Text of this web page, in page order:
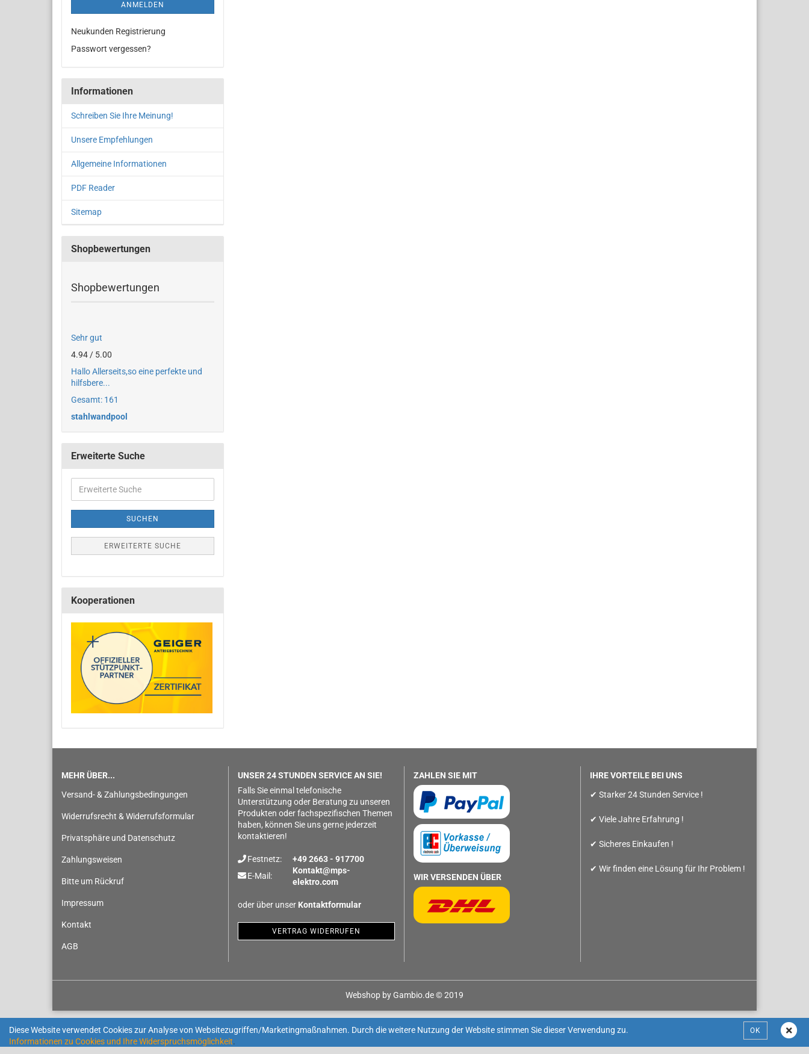
Diese Website verwendet Cookies zur Analyse von Websitezugriffen/Marketingmaßnahmen. Durch die weitere Nutzung der Website stimmen Sie dieser Verwendung zu.
Informationen zu Cookies und Ihre Widerspruchsmöglichkeit.
OK
ANMELDEN
Neukunden Registrierung
Passwort vergessen?
Informationen
Schreiben Sie Ihre Meinung!
Unsere Empfehlungen
Allgemeine Informationen
PDF Reader
Sitemap
Shopbewertungen
Shopbewertungen
Sehr gut
4.94 / 5.00
Hallo Allerseits,so eine perfekte und
hilfsbere...
Gesamt: 161
stahlwandpool
Erweiterte Suche
SUCHEN
ERWEITERTE SUCHE
Kooperationen
MEHR ÜBER...
Versand- & Zahlungsbedingungen
Widerrufsrecht & Widerrufsformular
Privatsphäre und Datenschutz
Zahlungsweisen
Bitte um Rückruf
Impressum
Kontakt
AGB
UNSER 24 STUNDEN SERVICE AN SIE!
Falls Sie einmal telefonische
Unterstützung oder Beratung zu unseren
Produkten oder fachspezifischen Themen
haben, können Sie uns gerne jederzeit
kontaktieren!
Festnetz:
+49 2663 - 917700
E-Mail:
Kontakt@mps-
elektro.com
oder über unser Kontaktformular
VERTRAG WIDERRUFEN
ZAHLEN SIE MIT
WIR VERSENDEN ÜBER
IHRE VORTEILE BEI UNS
✔ Starker 24 Stunden Service !
✔ Viele Jahre Erfahrung !
✔ Sicheres Einkaufen !
✔ Wir finden eine Lösung für Ihr Problem !
Webshop by Gambio.de © 2019